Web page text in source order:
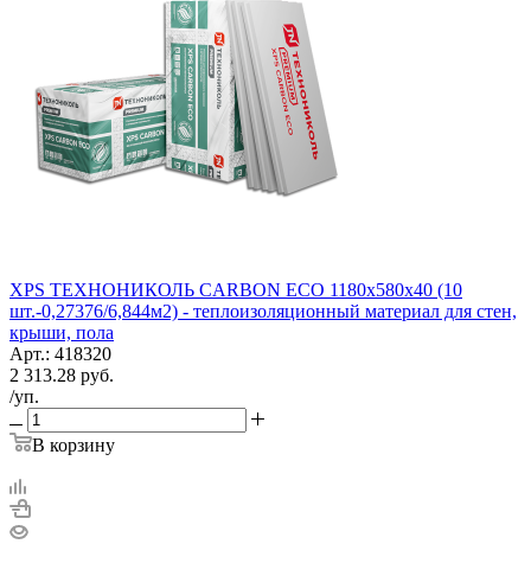
XPS ТЕХНОНИКОЛЬ CARBON ECO 1180х580х40 (10
шт.-0,27376/6,844м2) - теплоизоляционный материал для стен,
крыши, пола
Арт.: 418320
2 313.28 руб.
/уп.
В корзину